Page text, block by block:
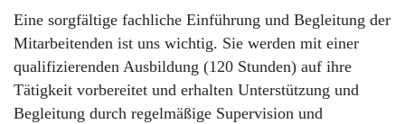
Eine sorgfältige fachliche Einführung und Begleitung der
Mitarbeitenden ist uns wichtig. Sie werden mit einer
qualifizierenden Ausbildung (120 Stunden) auf ihre
Tätigkeit vorbereitet und erhalten Unterstützung und
Begleitung durch regelmäßige Supervision und